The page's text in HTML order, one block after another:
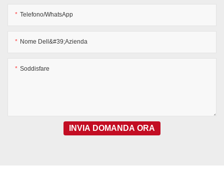
Telefono/WhatsApp
Nome Dell&#39;azienda
Soddisfare
INVIA DOMANDA ORA